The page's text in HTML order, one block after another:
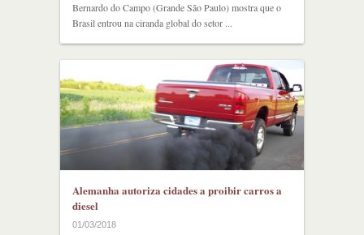
Bernardo do Campo (Grande São Paulo) mostra que o
Brasil entrou na ciranda global do setor ...
Alemanha autoriza cidades a proibir carros a
diesel
01/03/2018